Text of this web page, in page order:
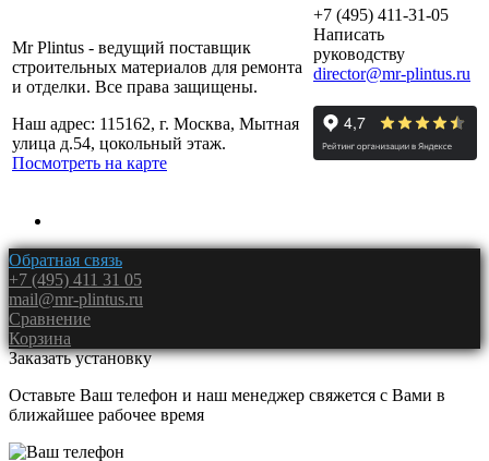
Mr Plintus - ведущий поставщик
строительных материалов для ремонта
и отделки. Все права защищены.
Наш адрес: 115162, г. Москва, Мытная
улица д.54, цокольный этаж.
Посмотреть на карте
+7 (495) 411-31-05
Написать
руководству
director@mr-plintus.ru
Обратная связь
+7 (495) 411 31 05
mail@mr-plintus.ru
Сравнение
Корзина
Заказать установку
Оставьте Ваш телефон и наш менеджер свяжется с Вами в
ближайшее рабочее время